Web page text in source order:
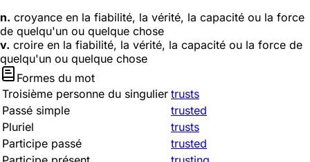
n. croyance en la fiabilité, la vérité, la capacité ou la force
de quelqu'un ou quelque chose
v. croire en la fiabilité, la vérité, la capacité ou la force de
quelqu'un ou quelque chose
Formes du mot
Troisième personne du singulier trusts
Passé simple
trusted
Pluriel
trusts
Participe passé
trusted